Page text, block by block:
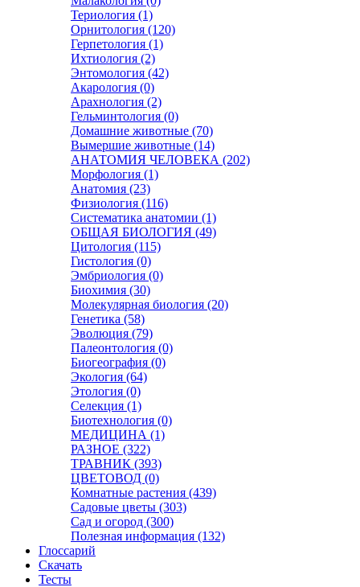
Териология (1)
Орнитология (120)
Герпетология (1)
Ихтиология (2)
Энтомология (42)
Акарология (0)
Арахнология (2)
Гельминтология (0)
Домашние животные (70)
Вымершие животные (14)
АНАТОМИЯ ЧЕЛОВЕКА (202)
Морфология (1)
Анатомия (23)
Физиология (116)
Систематика анатомии (1)
ОБЩАЯ БИОЛОГИЯ (49)
Цитология (115)
Гистология (0)
Эмбриология (0)
Биохимия (30)
Молекулярная биология (20)
Генетика (58)
Эволюция (79)
Палеонтология (0)
Биогеография (0)
Экология (64)
Этология (0)
Селекция (1)
Биотехнология (0)
МЕДИЦИНА (1)
РАЗНОЕ (322)
ТРАВНИК (393)
ЦВЕТОВОД (0)
Комнатные растения (439)
Садовые цветы (303)
Сад и огород (300)
Полезная информация (132)
Глоссарий
Скачать
Тесты